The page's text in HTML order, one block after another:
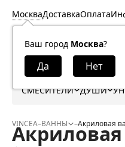
Москва
Ваш город Москва?
ДоставкаОплата
СМЕСИТЕЛИ ДУШИ
VINCEA–ВАННЫ –Акриловая
Акриловая